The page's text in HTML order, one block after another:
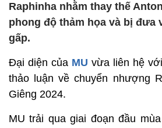
Raphinha nhằm thay thế
phong độ thảm họa và bị đưa
gấp.
Đại diện của MU vừa liên hệ
thảo luận về chuyển nhượng
Giêng 2024.
MU trải qua giai đoạn đầu